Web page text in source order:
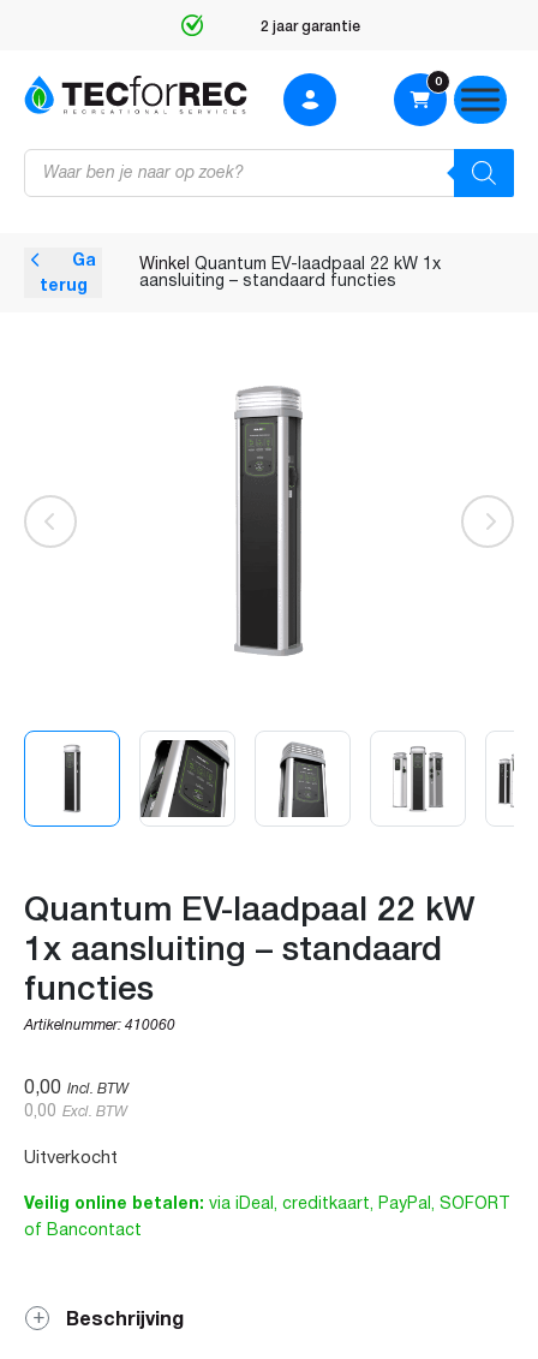
2 jaar garantie
Producten
zoeken
0
terug
Winkel Quantum EV-laadpaal 22 kW 1x
aansluiting – standaard functies
Beschrijving
Quantum EV-laadpaal 22 kW
1x aansluiting – standaard
functies
Artikelnummer:410060
0,00 Incl. BTW
0,00 Excl. BTW
Uitverkocht
Veilig online betalen: via iDeal, creditkaart, PayPal, SOFORT
of Bancontact